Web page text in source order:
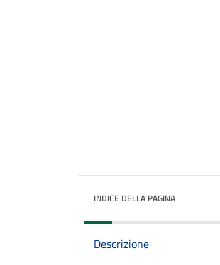
INDICE DELLA PAGINA
Descrizione